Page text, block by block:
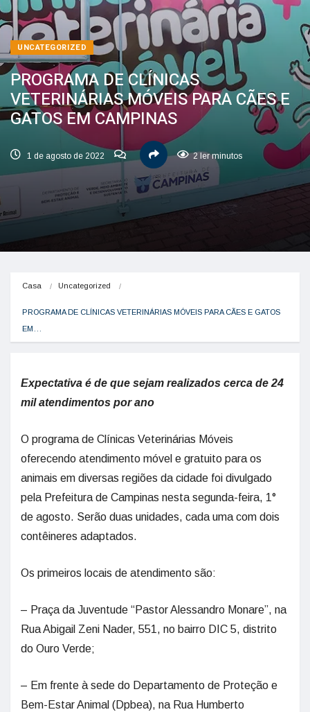
UNCATEGORIZED
PROGRAMA DE CLÍNICAS
VETERINÁRIAS MÓVEIS PARA CÃES E
GATOS EM CAMPINAS
1 de agosto de 2022 2 ler minutos
Casa Uncategorized
PROGRAMA DE CLÍNICAS VETERINÁRIAS MÓVEIS PARA CÃES E GATOS
EM…
Expectativa é de que sejam realizados cerca de 24
mil atendimentos por ano
O programa de Clínicas Veterinárias Móveis
oferecendo atendimento móvel e gratuito para os
animais em diversas regiões da cidade foi divulgado
pela Prefeitura de Campinas nesta segunda-feira, 1°
de agosto. Serão duas unidades, cada uma com dois
contêineres adaptados.
Os primeiros locais de atendimento são:
– Praça da Juventude “Pastor Alessandro Monare”, na
Rua Abigail Zeni Nader, 551, no bairro DIC 5, distrito
do Ouro Verde;
– Em frente à sede do Departamento de Proteção e
Bem-Estar Animal (Dpbea), na Rua Humberto